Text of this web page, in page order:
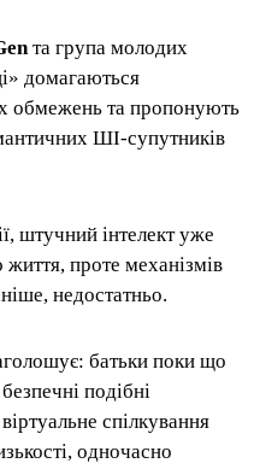
та група молодих
домагаються
обмежень та пропонують
ШІ-супутників
штучний інтелект уже
проте механізмів
недостатньо.
батьки поки що
подібні
спілкування
одночасно